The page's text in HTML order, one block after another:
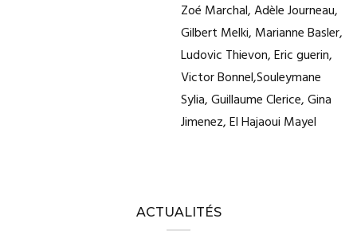
Zoé Marchal, Adèle Journeau,
Gilbert Melki, Marianne Basler,
Ludovic Thievon, Eric guerin,
Victor Bonnel,Souleymane
Sylia, Guillaume Clerice, Gina
Jimenez, El Hajaoui Mayel
ACTUALITÉS